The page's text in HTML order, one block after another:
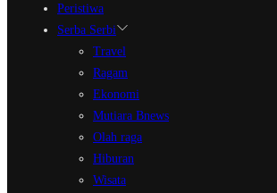
Peristiwa
Serba Serbi
Travel
Ragam
Ekonomi
Mutiara Bnews
Olah raga
Hiburan
Wisata